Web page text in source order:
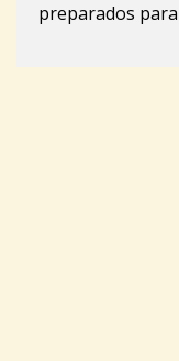
preparados